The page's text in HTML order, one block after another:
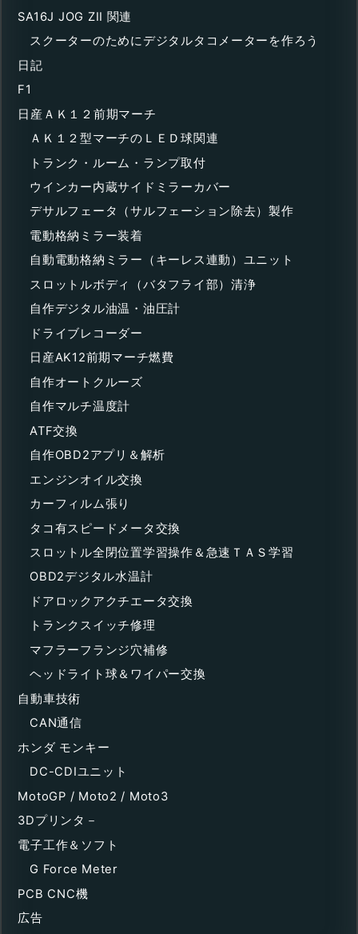
SA16J JOG ZII 関連
スクーターのためにデジタルタコメーターを作ろう
日記
F1
日産ＡＫ１２前期マーチ
ＡＫ１２型マーチのＬＥＤ球関連
トランク・ルーム・ランプ取付
ウインカー内蔵サイドミラーカバー
デサルフェータ（サルフェーション除去）製作
電動格納ミラー装着
自動電動格納ミラー（キーレス連動）ユニット
スロットルボディ（バタフライ部）清浄
自作デジタル油温・油圧計
ドライブレコーダー
日産AK12前期マーチ燃費
自作オートクルーズ
自作マルチ温度計
ATF交換
自作OBD2アプリ＆解析
エンジンオイル交換
カーフィルム張り
タコ有スピードメータ交換
スロットル全閉位置学習操作＆急速ＴＡＳ学習
OBD2デジタル水温計
ドアロックアクチエータ交換
トランクスイッチ修理
マフラーフランジ穴補修
ヘッドライト球＆ワイパー交換
自動車技術
CAN通信
ホンダ モンキー
DC-CDIユニット
MotoGP / Moto2 / Moto3
3Dプリンタ－
電子工作＆ソフト
G Force Meter
PCB CNC機
広告